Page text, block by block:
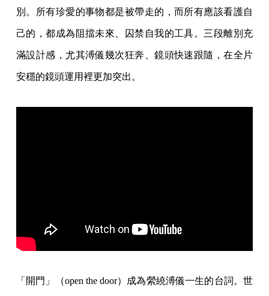
別。所有珍愛的事物都是被帶走的，而所有應該看護自
己的，都成為阻擋未來、囚禁自我的工具。三段離別充
滿設計感，尤其溥儀幾次狂奔、鏡頭快速跟隨，在全片
安穩的鏡頭運用裡更加突出。
「開門」（open the door）成為縈繞溥儀一生的台詞。世